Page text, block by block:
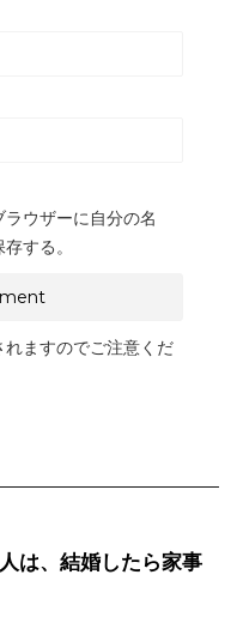
ウザーに自分の名
する。
れますのでご注意くだ
は、結婚したら家事